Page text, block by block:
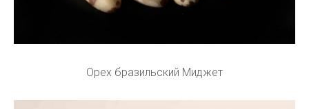
Орех бразильский Миджет